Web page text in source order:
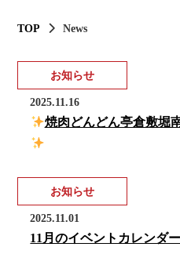
TOP News
お知らせ
2025.11.16
焼肉どんどん亭倉敷堀
お知らせ
2025.11.01
11月のイベントカレンダー